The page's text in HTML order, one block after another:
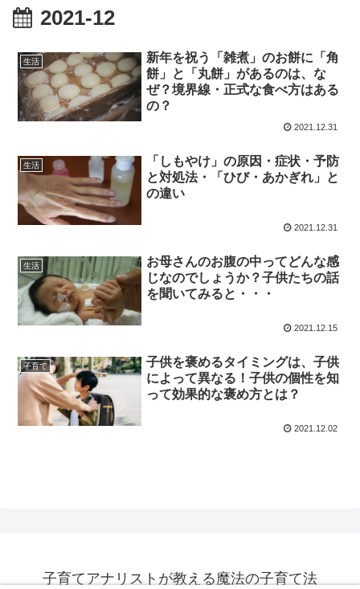
2021-12
生活
新年を祝う「雑煮」のお餅に「角
餅」と「丸餅」があるのは、な
ぜ？境界線・正式な食べ方はある
の？
2021.12.31
生活
「しもやけ」の原因・症状・予防
と対処法・「ひび・あかぎれ」と
の違い
2021.12.31
生活
お母さんのお腹の中ってどんな感
じなのでしょうか？子供たちの話
を聞いてみると・・・
2021.12.15
子育て
子供を褒めるタイミングは、子供
によって異なる！子供の個性を知
って効果的な褒め方とは？
2021.12.02
子育てアナリストが教える魔法の子育て法